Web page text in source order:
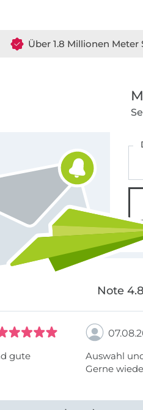
Über 1.8 Millionen
Note
gute
Auswahl
Gerne